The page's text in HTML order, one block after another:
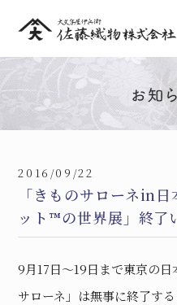
2016/09/22
「きものサローネin
ット™の世界展」終了
9月17日～19日まで東京の
サローネ」は無事に終了する